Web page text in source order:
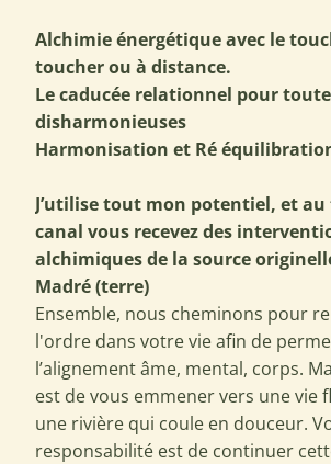
Alchimie énergétique avec le
toucher ou à distance.
Le caducée relationnel pour
disharmonieuses
Harmonisation et Ré
J’utilise tout mon potentiel, et
canal vous recevez des
alchimiques de la source
Madré (terre)
Ensemble, nous cheminons pour
l'ordre dans votre vie afin de
l’alignement âme, mental, corps.
est de vous emmener vers une vie
une rivière qui coule en douceur.
responsabilité est de continuer